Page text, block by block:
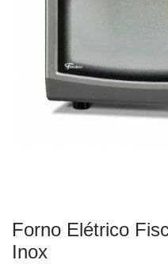
Forno Elétrico
Inox